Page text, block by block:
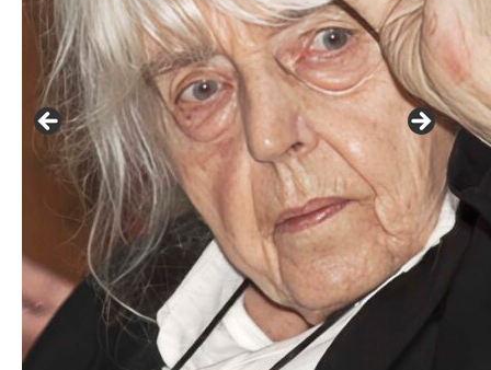
František Skála - film Veřejný prostor
Adriena Šimotová
Richard Štipl v Benátkách
Langweiluv model v Praze
Japanolog Petr Geisler, foto: Petr Šálek
©Frank Kortan,Yellow Shark, portrét Franka Zappy
Nové Svatovítské varhany